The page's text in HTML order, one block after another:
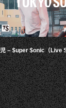
– $uper $onic（Live